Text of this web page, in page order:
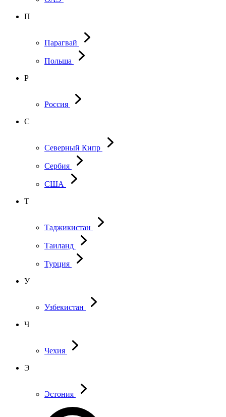
П
Парагвай
Польша
Р
Россия
С
Северный Кипр
Сербия
США
Т
Таджикистан
Таиланд
Турция
У
Узбекистан
Ч
Чехия
Э
Эстония